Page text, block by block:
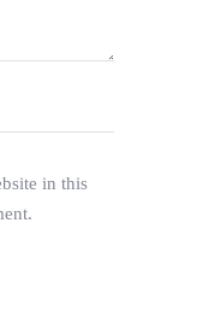
in this